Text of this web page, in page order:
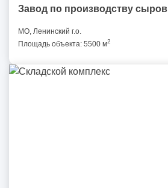
Завод по производству сыров
МО, Ленинский г.о.
Площадь объекта: 5500 м2